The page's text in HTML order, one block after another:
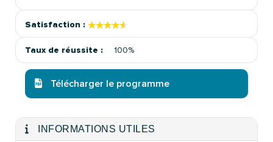
Satisfaction : ★★★★★
★★★★★
Taux de réussite : 100%
Télécharger le programme
INFORMATIONS UTILES